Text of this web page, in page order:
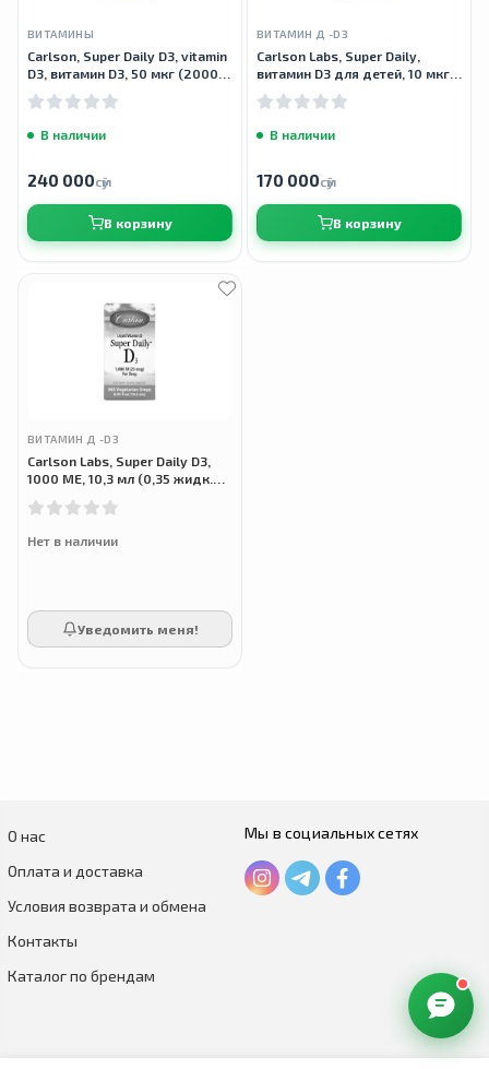
ВИТАМИНЫ
Carlson, Super Daily D3, vitamin
D3, витамин D3, 50 мкг (2000
МЕ), 10,3 мл
В наличии
240 000сӯм
В корзину
ВИТАМИН Д -D3
Carlson Labs, Super Daily,
витамин D3 для детей, 10 мкг
(400 МЕ), 10,3 мл (0,35 жидк.
унций)
В наличии
170 000сӯм
В корзину
ВИТАМИН Д -D3
Carlson Labs, Super Daily D3,
1000 МЕ, 10,3 мл (0,35 жидк.
Нет в наличии
Уведомить меня!
О нас
Оплата и доставка
Условия возврата и обмена
Контакты
Каталог по брендам
Мы в социальных сетях